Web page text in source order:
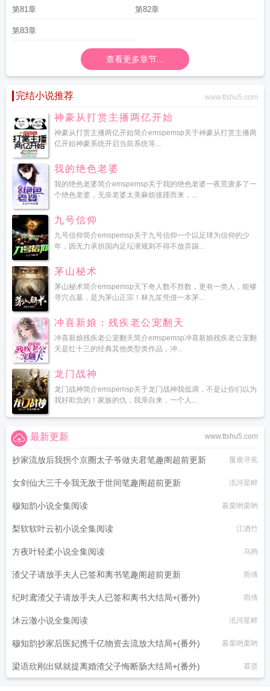
第81章 第82章
第83章
查看更多章节...
完结小说推荐 www.ttshu5.com
神豪从打赏主播两亿开始
神豪从打赏主播两亿开始简介emspemsp关于神豪从打赏主播两
亿开始神豪系统开启当前系统等...
我的绝色老婆
我的绝色老婆简介emspemsp关于我的绝色老婆一夜荒唐多了一
个绝色老婆，无奈老婆太美麻烦接踵而来，...
九号信仰
九号信仰简介emspemsp关于九号信仰一个以足球为信仰的少
年，因无力承担国内足坛潜规则不得不放弃踢...
茅山秘术
茅山秘术简介emspemsp天下奇人数不胜数，更有一类人，能够
寻穴点墓，是为茅山正宗！林九笙凭借一本茅...
冲喜新娘：残疾老公宠翻天
冲喜新娘残疾老公宠翻天简介emspemsp冲喜新娘残疾老公宠翻
天是红十三的经典其他类型类作品，冲...
龙门战神
龙门战神简介emspemsp关于龙门战神我低调，不是让你们以为
我好欺负的！家族的仇，我亲自来，一个人...
www.ttshu5.com
最新更新
抄家流放后我拐个京圈太子爷做夫君笔趣阁超前更新 覆鹿寻蕉
女剑仙大三千令我无敌于世间笔趣阁超前更新 汦河星畔
穆知韵小说全集阅读 暮栗哟栗哟
梨软软叶云初小说全集阅读 江酒竹
方夜叶轻柔小说全集阅读 乌鸦
渣父子请放手夫人已签和离书笔趣阁超前更新 雨倩
纪时鸢渣父子请放手夫人已签和离书大结局+(番外) 雨倩
沐云澈小说全集阅读 汦河星畔
穆知韵抄家后医妃携千亿物资去流放大结局+(番外) 暮栗哟栗哟
梁语欣刚出狱就提离婚渣父子悔断肠大结局+(番外) 慕贤